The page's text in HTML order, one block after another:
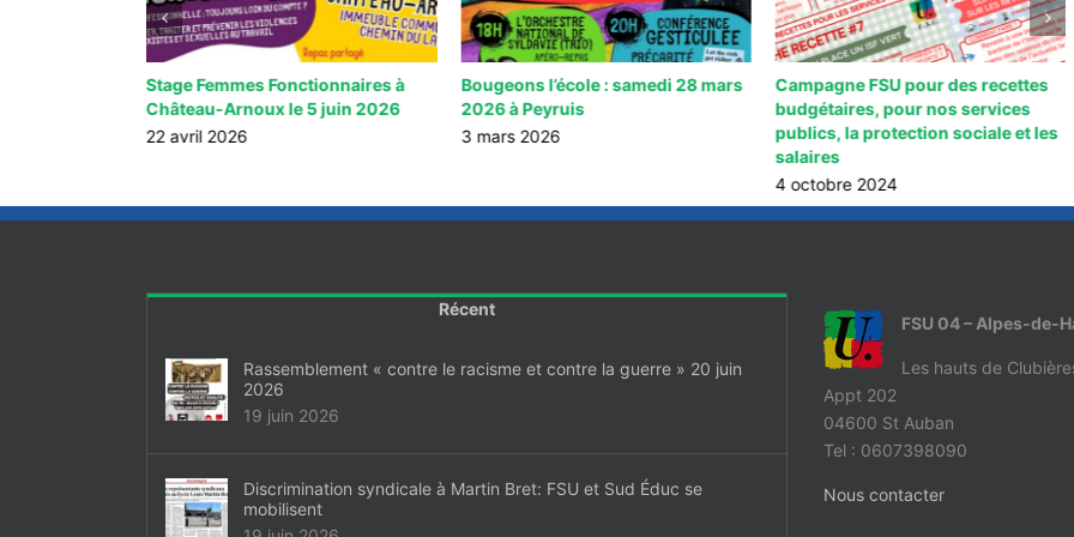
Stage Femmes Fonctionnaires à
Château-Arnoux le 5 juin 2026
22 avril 2026
Bougeons l’école : samedi 28 mars
2026 à Peyruis
3 mars 2026
Campagne FSU pour des recettes
budgétaires, pour nos services
publics, la protection sociale et les
salaires
4 octobre 2024
Récent
Rassemblement « contre le racisme et contre la guerre » 20 juin
2026
19 juin 2026
Discrimination syndicale à Martin Bret: FSU et Sud Éduc se
mobilisent
FSU 04 – Alpes-de-
Les hauts de
Appt 202
04600 St Auban
Tel : 0607398090
Nous contacter